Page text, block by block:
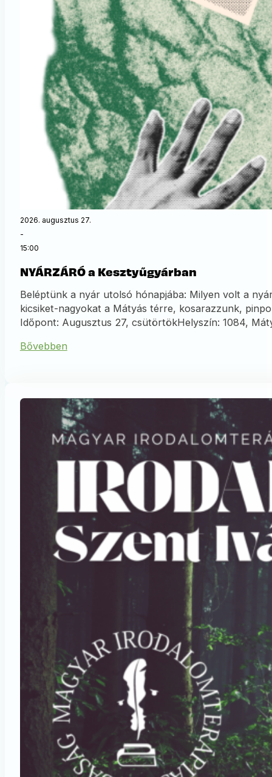
2026. augusztus 27.
-
15:00
NYÁRZÁRÓ a Kesztyűgyárban
Beléptünk a nyár utolsó hónapjába: Milyen volt a
kicsiket-nagyokat a Mátyás térre, kosarazzunk,
Időpont: Augusztus 27, csütörtökHelyszín: 1084,
Bővebben